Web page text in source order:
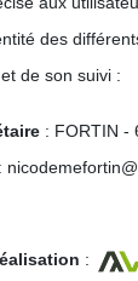
des
de son suivi :
: FORTIN -
: